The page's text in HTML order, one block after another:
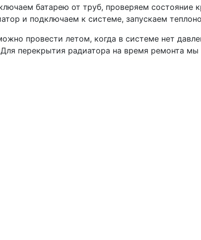
батарею от труб, проверяем состояние
и подключаем к системе, запускаем
провести летом, когда в системе нет
перекрытия радиатора на время ремонта